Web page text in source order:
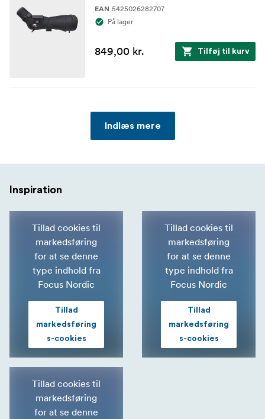
EAN 5425026282707
På lager
849,00 kr. Tilføj til kurv
Indlæs mere
Inspiration
Tillad cookies til
markedsføring
for at se denne
type indhold fra
Focus Nordic
Tillad
markedsføring
s-cookies
Tillad cookies til
markedsføring
for at se denne
Tillad cookies til
markedsføring
for at se denne
type indhold fra
Focus Nordic
Tillad
markedsføring
s-cookies